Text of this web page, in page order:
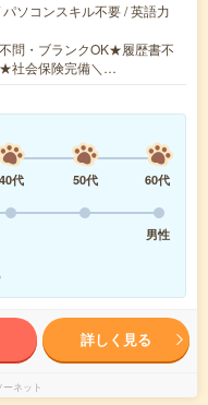
ソコンスキル不要 / 英語力
問・ブランクOK★履歴書不
★社会保険完備＼…
40代 50代
60代
男性
詳しく見る
ネット